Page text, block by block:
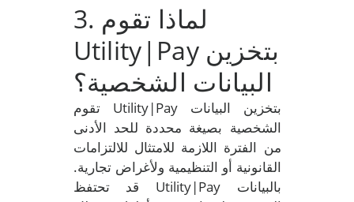
3. لماذا تقوم
Utility|Pay بتخزين
البيانات الشخصية؟
تقوم Utility|Pay بتخزين البيانات
الشخصية بصيغة محددة للحد الأدنى
من الفترة اللازمة للامتثال للالتزامات
القانونية أو التنظيمية ولأغراض تجارية.
قد تحتفظ Utility|Pay بالبيانات